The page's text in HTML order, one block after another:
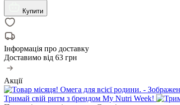
Купити
Інформація про доставку
Доставимо від 63 грн
Акції
Тримай свій ритм з брендом My Nutri Week!